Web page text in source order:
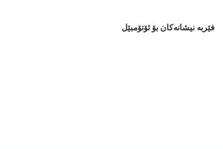
فێربە نیشانەکان بۆ ئۆتۆمبێل